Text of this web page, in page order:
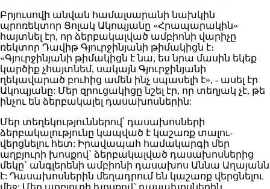
Բրյուսովի անվան համալսարանի նախկին
պրոռեկտոր Ցոլակ Ակոպյանը «Հրապարակին»
հայտնել էր, որ ձերբակալված ամբիոնի վարիչը
ռեկտոր Դավիթ Գյուրջինյանի թիմակիցն է։
«Գյուրջինյանի թիմակիցն է նա, ես նրա մասին եկեք
կարծիք չհայտնեմ, սակայն Գյուրջինյանի
ղեկավարած բուհից ամեն ինչ սպասելի է», - ասել էր
Ակոպյանը: Մեր զրուցակիցը նշել էր, որ տեղյակ չէ, թե
ինչու են ձերբակալել դասախոսներին:
Մեր տեղեկություններով՝ դասախոսների
ձերբակալությունը կապված է կաշառք տալու-
վերցնելու հետ: Իրավապահ համակարգի մեր
աղբյուրի խոսքով` ձերբակալված դասախոսներից
մեկը` անգլերենի ամբիոնի դասախոս Աննա Աղայանն
է: Դասախոսներին մեղադրում են կաշառք վերցնելու
մեջ: Մեր աղբյուրի խոսքով` դասախոսներին